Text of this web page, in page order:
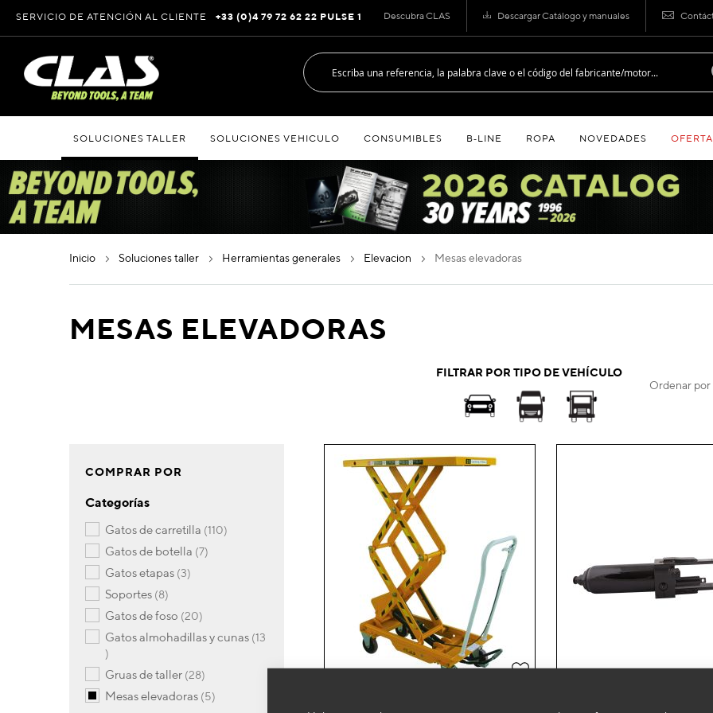
Descubra CLAS Descargar Catálogo y manuales
al
contenido
SERVICIO DE ATENCIÓN AL CLIENTE +33 (0)4 79 72 62 22 PULSE 1
SOLUCIONES TALLER SOLUCIONES VEHICULO CONSUMIBLES B‑LINE ROPA NOVEDADES
inicio soluciones taller herramientas generales elevacion mesas elevadoras
MESAS ELEVADORAS
FILTRAR POR TIPO DE VEHÍCULO
Ordenar por
Añadir
COMPRAR POR
Categorías
gatos de carretilla 110artículos
gatos de botella 7artículos
gatos etapas 3artículos
soportes 8artículos
gatos de foso 20artículos
gatos almohadillas y cunas 13
artículos
gruas de taller 28artículos
mesas elevadoras 5artículos